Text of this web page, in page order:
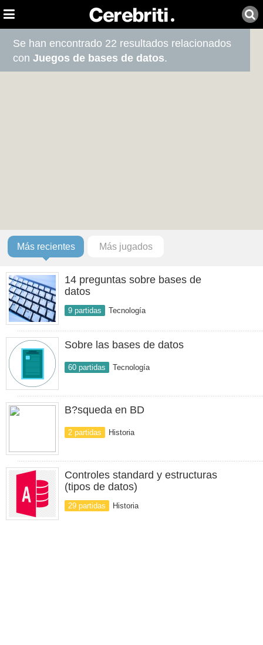
Se han encontrado 22 resultados relacionados
conJuegos de bases de datos.
Más recientes Más jugados
14 preguntas sobre bases de
datos
9 partidas Tecnología
Sobre las bases de datos
60 partidas Tecnología
B?squeda en BD
2 partidas Historia
Controles standard y estructuras
(tipos de datos)
29 partidas Historia